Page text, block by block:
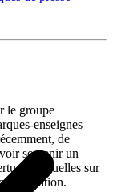
le groupe
enseignes
de
soutenir un
annuelles sur
affiliation.